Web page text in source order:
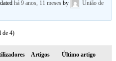
há 9 anos, 11 meses by
União de
de 4)
Artigos Último artigo